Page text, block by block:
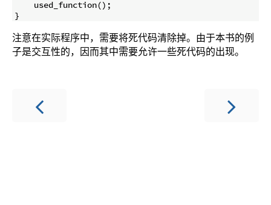
    used_function
() ;
}
注意在实际程序中，需要将死代码清除掉。由于本书的例
子是交互性的，因而其中需要允许一些死代码的出现。